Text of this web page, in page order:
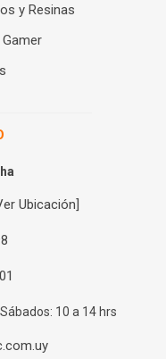
y Resinas
Ubicación]
10 a 14 hrs